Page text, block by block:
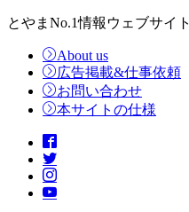
とやまNo.1情報ウェブサイト
About us
広告掲載&仕事依頼
お問い合わせ
本サイトの仕様